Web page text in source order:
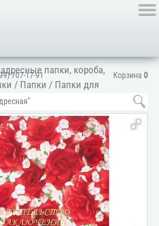
Корзина 0
707-17-91папки, короба,
/ Папки / Папки для
документов